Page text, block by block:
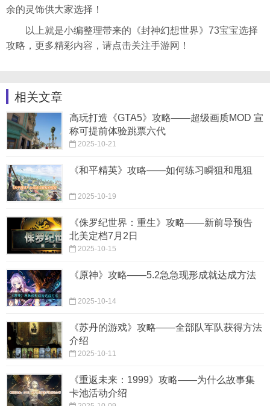
余的灵饰供大家选择！
以上就是小编整理带来的《封神幻想世界》73宝宝选择
攻略，更多精彩内容，请点击关注手游网！
相关文章
高玩打造《GTA5》攻略——超级画质MOD 宣
称可提前体验跳票六代
2025-10-21
《和平精英》攻略——如何练习瞬狙和甩狙
2025-10-19
《侏罗纪世界：重生》攻略——新前导预告
北美定档7月2日
2025-10-15
《原神》攻略——5.2急急现形成就达成方法
2025-10-14
《苏丹的游戏》攻略——全部队军队获得方法
介绍
2025-10-11
《重返未来：1999》攻略——为什么故事集
卡池活动介绍